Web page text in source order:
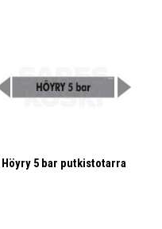
Höyry 5 bar putkistotarra